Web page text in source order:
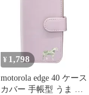
edge40カバー "3q-5pl-
¥ 1,798
motorola edge 40 ケース
カバー 手帳型 うま 馬